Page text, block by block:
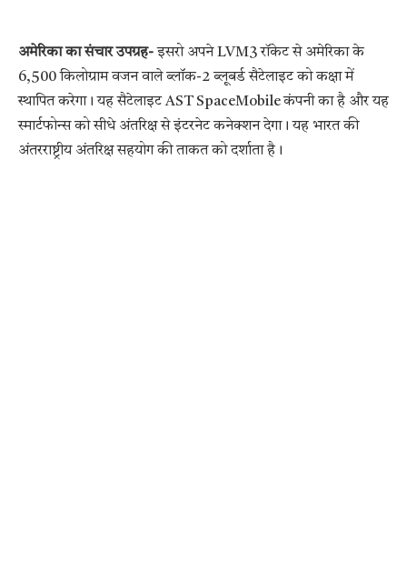
अमेरिका का संचार उपग्रह-इसरो अपने LVM3 रॉकेट से अमेरिका के
6,500 किलोग्राम वजन वाले ब्लॉक-2 ब्लूबर्ड सैटेलाइट को कक्षा में
स्थापित करेगा। यह सैटेलाइट AST SpaceMobile कंपनी का है और यह
स्मार्टफोन्स को सीधे अंतरिक्ष से इंटरनेट कनेक्शन देगा। यह भारत की
अंतरराष्ट्रीय अंतरिक्ष सहयोग की ताकत को दर्शाता है।